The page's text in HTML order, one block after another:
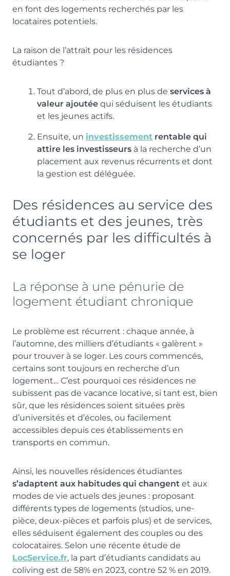
en font des logements recherchés par les
locataires potentiels.
La raison de l’attrait pour les résidences
étudiantes ?
Tout d’abord, de plus en plus de services à
valeur ajoutée qui séduisent les étudiants
et les jeunes actifs.
Ensuite, un investissement rentable qui
attire les investisseurs à la recherche d’un
placement aux revenus récurrents et dont
la gestion est déléguée.
Des résidences au service des
étudiants et des jeunes, très
concernés par les difficultés à
se loger
La réponse à une pénurie de
logement étudiant chronique
Le problème est récurrent : chaque année, à
l’automne, des milliers d’étudiants « galèrent »
pour trouver à se loger. Les cours commencés,
certains sont toujours en recherche d’un
logement… C’est pourquoi ces résidences ne
subissent pas de vacance locative, si tant est, bien
sûr, que les résidences soient situées près
d’universités et d’écoles, ou facilement
accessibles depuis ces établissements en
transports en commun.
Ainsi, les nouvelles résidences étudiantes
s’adaptent aux habitudes qui changent et aux
modes de vie actuels des jeunes : proposant
différents types de logements (studios, une-
pièce, deux-pièces et parfois plus) et de services,
elles séduisent également des couples ou des
colocataires. Selon une récente étude de
LocService.fr, la part d’étudiants candidats au
coliving est de 58% en 2023, contre 52 % en 2019.